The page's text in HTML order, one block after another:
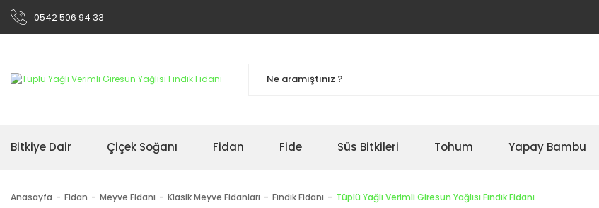
0542 506 94 33
Bitkiye Dair Çiçek Soğanı Fidan Fide Süs Bitkileri Tohum Yapay Bambu
Anasayfa Fidan Meyve Fidanı Klasik Meyve Fidanları Fındık Fidanı Tüplü Yağlı Verimli Giresun Yağlısı Fındık Fidanı